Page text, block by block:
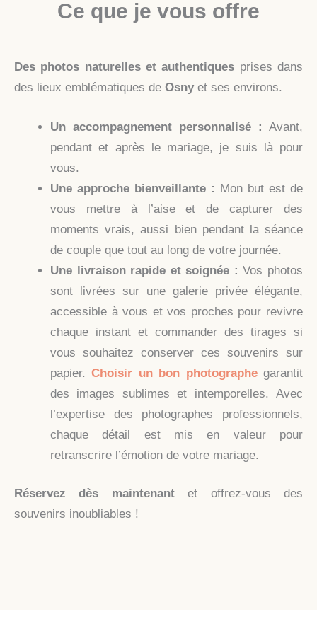
Ce que je vous offre
Des photos naturelles et authentiques prises dans
des lieux emblématiques de Osny et ses environs.
Un accompagnement personnalisé : Avant,
pendant et après le mariage, je suis là pour
vous.
Une approche bienveillante : Mon but est de
vous mettre à l’aise et de capturer des
moments vrais, aussi bien pendant la séance
de couple que tout au long de votre journée.
Une livraison rapide et soignée : Vos photos
sont livrées sur une galerie privée élégante,
accessible à vous et vos proches pour revivre
chaque instant et commander des tirages si
vous souhaitez conserver ces souvenirs sur
papier.Choisir un bon photographegarantit
des images sublimes et intemporelles. Avec
l’expertise des photographes professionnels,
chaque détail est mis en valeur pour
retranscrire l’émotion de votre mariage.
Réservez dès maintenantet offrez-vous des
souvenirs inoubliables !